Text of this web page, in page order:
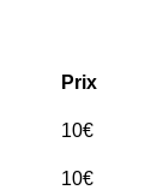
Prix
10€
10€